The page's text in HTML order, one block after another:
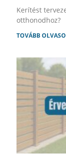
Kerítést
otthonodhoz?
TOVÁBB